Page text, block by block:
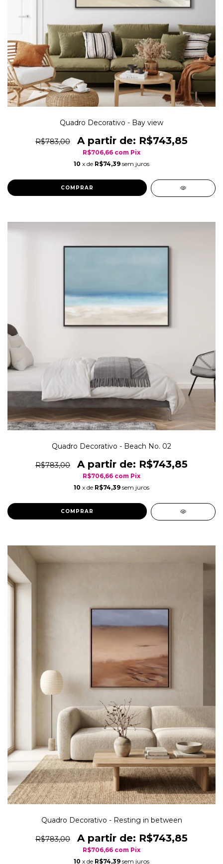
Quadro Decorativo - Bay view
R$783,00 R$743,85
R$706,66 com Pix
10 x de R$74,39 sem juros
COMPRAR
Quadro Decorativo - Beach No. 02
R$783,00 R$743,85
R$706,66 com Pix
10 x de R$74,39 sem juros
COMPRAR
Quadro Decorativo - Resting in between
R$783,00 R$743,85
R$706,66 com Pix
10 x de R$74,39 sem juros